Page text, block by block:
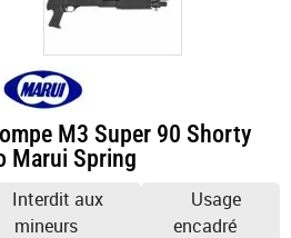
M3 Super 90 Shorty
Marui Spring
Interdit aux
mineurs
Usage
encadré